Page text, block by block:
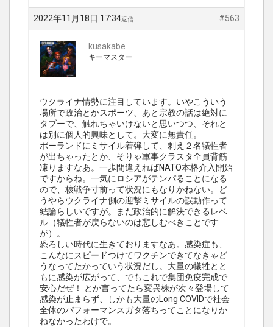
2022年11月18日 17:34 #563
返信
kusakabe
キーマスター
ウクライナ情勢に注目しています。いやこういう
場所で政治とかスポーツ、あと宗教の話は絶対に
タブーで、触れちゃいけないと思いつつ、それと
は別に個人的興味として。大変に無責任。
ポーランドにミサイル着弾して、剰え２名犠牲者
が出ちゃったとか、そりゃ軍事クラスタ全員背筋
凍りますなあ。一歩間違えればNATO本格介入開始
ですからね。一気にロシアがテンパることになる
ので、核戦争寸前って状況にもなりかねない。ど
うやらウクライナ側の迎撃ミサイルの誤動作って
結論らしいですが。まだ政治的に解決できるレベ
ル（犠牲者が戻らないのは悲しむべきことです
が）。
恐ろしい時代に生きておりますなあ。感染症も、
こんなにスピードつけてワクチンできてなきゃど
うなってたかっていう状況だし。大量の犠牲とと
もに感染が広がって、でもこれで集団免疫完成で
安心だぜ！ とか言ってたら変異株が次々登場して
感染が止まらず、しかも大量のLong COVIDで社会
全体のパフォーマンスガタ落ちってことになりか
ねなかったわけで。